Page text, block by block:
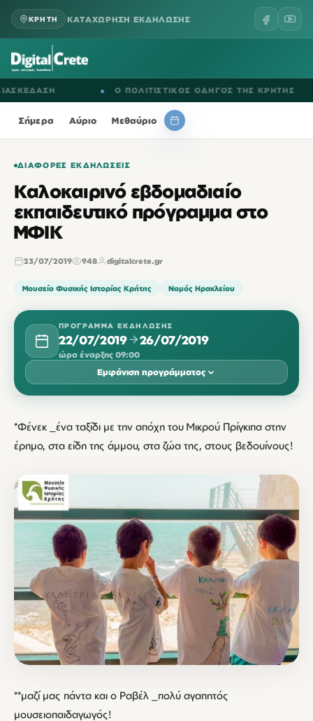
ΚΡΗΤΗ ΚΑΤΑΧΩΡΗΣΗ ΕΚΔΗΛΩΣΗΣ
Ο ΠΟΛΙΤΙΣΤΙΚΟΣ ΟΔΗΓΟΣ ΤΗΣ ΚΡΗΤΗΣ
Σήμερα Αύριο Μεθαύριο
ΔΙΆΦΟΡΕΣ ΕΚΔΗΛΏΣΕΙΣ
Καλοκαιρινό εβδομαδιαίο
εκπαιδευτικό πρόγραμμα στο
ΜΦΙΚ
23/07/2019 948 digitalcrete.gr
Μουσείο Φυσικής Ιστορίας Κρήτης Νομός Ηρακλείου
ΠΡΌΓΡΑΜΜΑ ΕΚΔΉΛΩΣΗΣ
22/07/2019 26/07/2019
ώρα έναρξης 09:00
Εμφάνιση προγράμματος
*Φένεκ _ένα ταξίδι με την απόχη του Μικρού Πρίγκιπα στην
έρημο, στα είδη της άμμου, στα ζώα της, στους βεδουίνους!
**μαζί μας πάντα και ο Ραβέλ _πολύ αγαπητός
μουσειοπαιδαγωγός!